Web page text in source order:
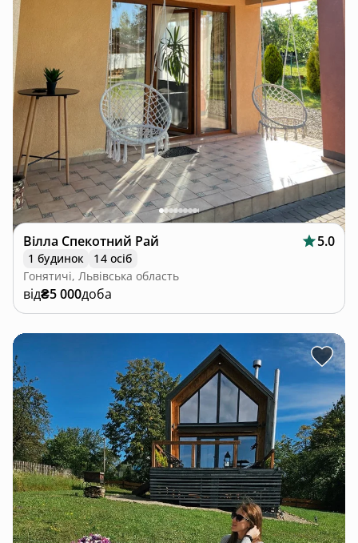
Вілла Спекотний Рай 5.0
1 будинок
14 осіб
Гонятичі, Львівська область
від₴5 000доба